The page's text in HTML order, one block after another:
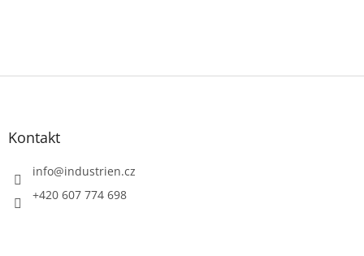
Z
Kontakt
info@industrien.cz
+420 607 774 698